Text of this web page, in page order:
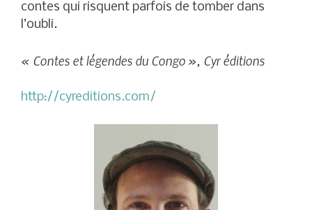
contes qui risquent parfois de tomber dans
l’oubli.
« Contes et légendes du Congo », Cyr éditions
http://cyreditions.com/